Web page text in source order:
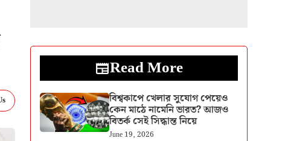
Read More
বিশ্বকাপে খেলার সুযোগ পেয়েও
কেন মাঠে নামেনি ভারত? আজও
বিতর্ক সেই সিদ্ধান্ত নিয়ে
June 19, 2026